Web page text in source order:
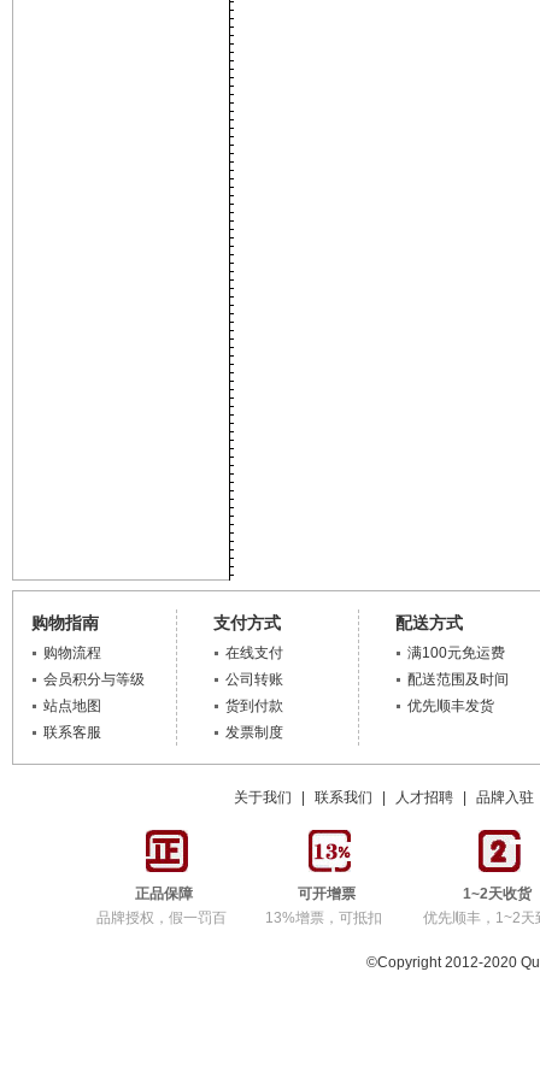
购物指南
购物流程
会员积分与等级
站点地图
联系客服
支付方式
在线支付
公司转账
货到付款
发票制度
配送方式
满100元免运费
配送范围及时间
优先顺丰发货
关于我们 联系我们 人才招聘 品牌入驻
正品保障
品牌授权，假一罚百
可开增票
13%增票，可抵扣
1~2天收货
优先顺丰，1~2天
©Copyright 2012-2020